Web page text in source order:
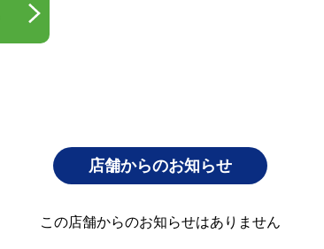
店舗からのお知らせ
この店舗からのお知らせはありません